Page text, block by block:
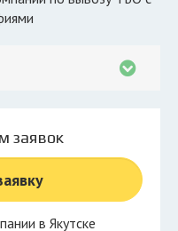
заявок
в Якутске